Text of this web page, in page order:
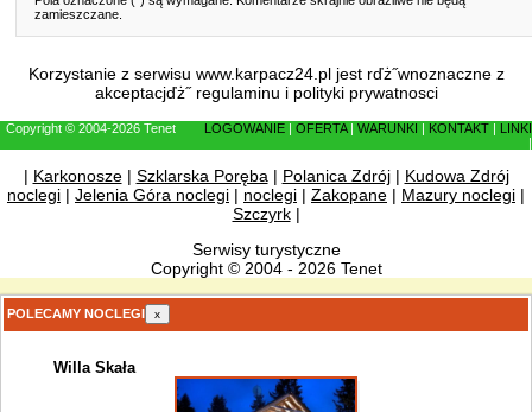
zamieszczane.
Korzystanie z serwisu www.karpacz24.pl jest rďż˝wnoznaczne z
akceptacjďż˝ regulaminu i polityki prywatnosci
Copyright © 2004-2026 Tenet LOGOWANIE OFERTA| WARUNKI KONTAKT
LINKI
| Karkonosze| Szklarska Poręba| Polanica Zdrój| Kudowa Zdrój
noclegi | Jelenia Góra noclegi | noclegi | Zakopane | Mazury noclegi |
Szczyrk|
Serwisy turystyczne
Copyright © 2004 - 2026 Tenet
POLECAMY NOCLEGI x
Willa Skała